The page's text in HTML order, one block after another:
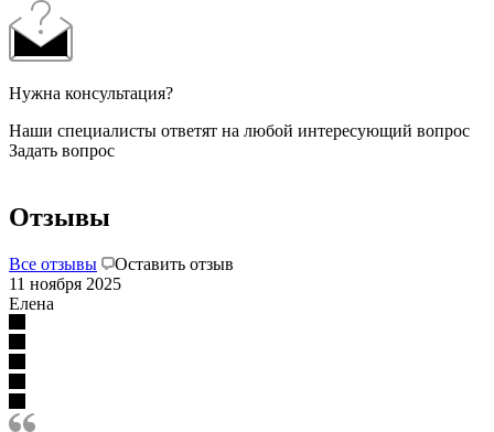
Нужна консультация?
Наши специалисты ответят на любой интересующий вопрос
Задать вопрос
Отзывы
Все отзывы
Оставить отзыв
11 ноября 2025
Елена